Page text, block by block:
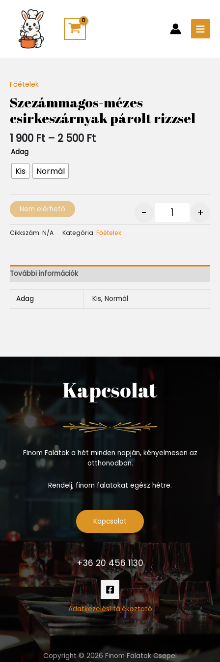
content
Főételek
Szezámmagos-mézes
csirkeszárnyak párolt rizzsel
1 900 Ft – 2 500 Ft
900 Ft
-
2
500 Ft
Adag
Kis Normál
- +
Nem elérhető
Cikkszám: N/A Kategória: Főételek
További információk
Adag Kis, Normál
Kapcsolat
Finom Falatok a hét minden napján, kényelmesen az
otthonodban.
Rendelj, finom falatokat egész hétre.
Kapcsolat
+36 20 456 1130
Adatkezelési tájékoztató
Copyright © 2026 Finom Falatok Csepel